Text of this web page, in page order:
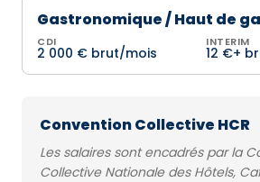
Gastronomique / Haut de
CDI
2 000 € brut/mois
INTERIM
12 €+
Convention Collective HCR
Les salaires sont encadrés par la
Collective Nationale des Hôtels,